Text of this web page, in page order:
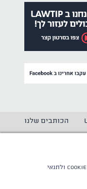
הכותבים שלנו
ולתנאי